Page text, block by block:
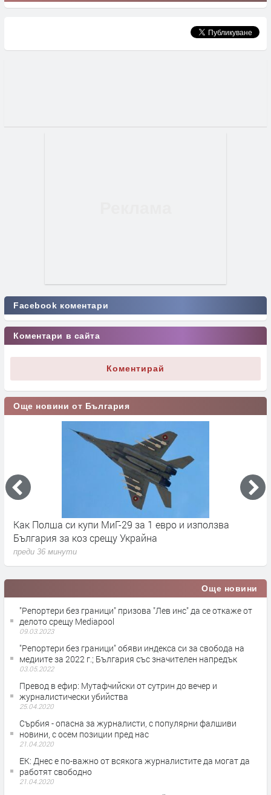
Facebook коментари
Коментари в сайта
Коментирай
Още новини от България
Как Полша си купи МиГ-29 за 1 евро и използва
България за коз срещу Украйна
преди 36 минути
Още новини
"Репортери без граници" призова "Лев инс" да се откаже от
делото срещу Mediapool
09.03.2023
"Репортери без граници" обяви индекса си за свобода на
медиите за 2022 г.; България със значителен напредък
03.05.2022
Превод в ефир: Мутафчийски от сутрин до вечер и
журналистически убийства
25.04.2020
Сърбия - опасна за журналисти, с популярни фалшиви
новини, с осем позиции пред нас
21.04.2020
ЕК: Днес е по-важно от всякога журналистите да могат да
работят свободно
21.04.2020